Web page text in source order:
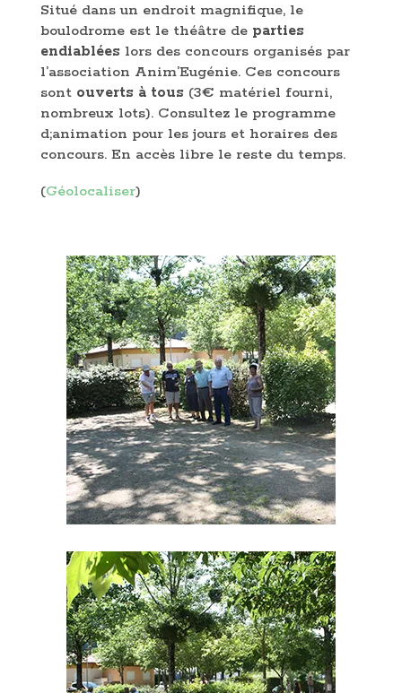
Situé dans un endroit magnifique, le
boulodrome est le théâtre de parties
endiablées lors des concours organisés par
l’association Anim’Eugénie. Ces concours
sont ouverts à tous (3€ matériel fourni,
nombreux lots). Consultez le programme
d;animation pour les jours et horaires des
concours. En accès libre le reste du temps.
(Géolocaliser)